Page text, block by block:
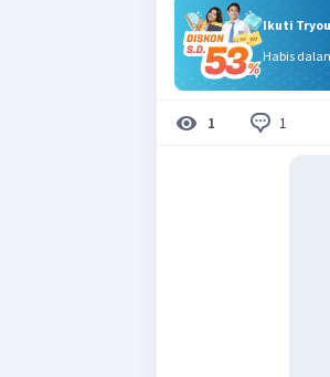
Ikuti
Habis
1 1